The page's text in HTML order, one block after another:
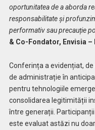
oportunitatea de a aborda
responsabilitate și
performativ sau precauție
& Co-Fondator, Envisia
Conferința a evidențiat,
de administrație în
pentru tehnologiile
consolidarea legitimității
între generații.
este evaluat astăzi nu